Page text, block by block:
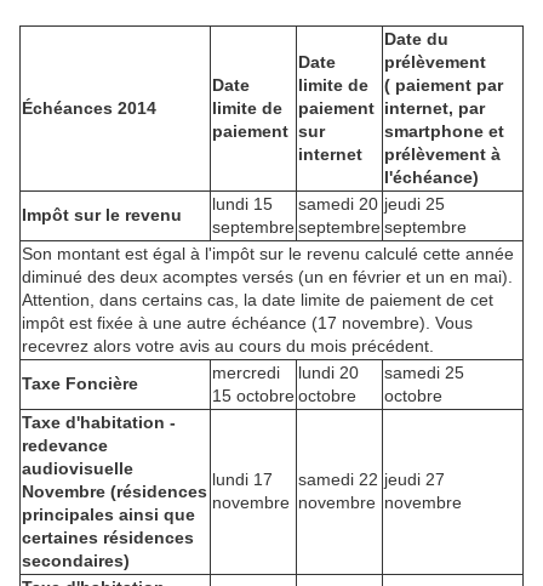
Échéances 2014
Date
limite de
paiement
Date
limite de
paiement
sur
internet
Date du
prélèvement
( paiement par
internet, par
smartphone et
prélèvement à
l'échéance)
Impôt sur le revenu
lundi 15
septembre
samedi 20
septembre
jeudi 25
septembre
Son montant est égal à l'impôt sur le revenu calculé cette année
diminué des deux acomptes versés (un en février et un en mai).
Attention, dans certains cas, la date limite de paiement de cet
impôt est fixée à une autre échéance (17 novembre). Vous
recevrez alors votre avis au cours du mois précédent.
Taxe Foncière
mercredi
15 octobre
lundi 20
octobre
samedi 25
octobre
Taxe d'habitation -
redevance
audiovisuelle
Novembre (résidences
principales ainsi que
certaines résidences
secondaires)
lundi 17
novembre
samedi 22
novembre
jeudi 27
novembre